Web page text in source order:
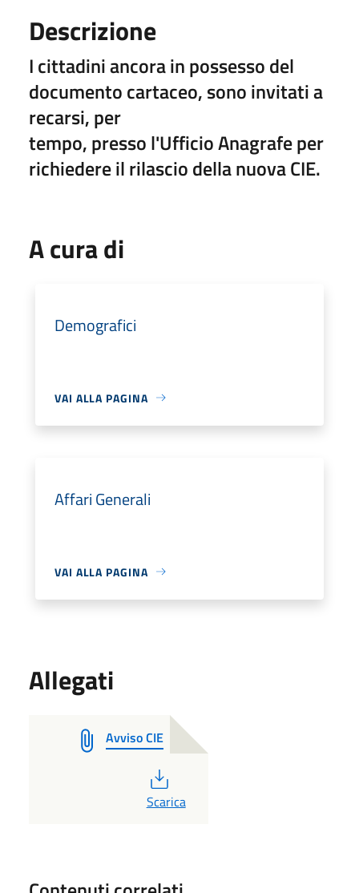
Descrizione
I cittadini ancora in possesso del
documento cartaceo, sono invitati a
recarsi, per
tempo, presso l'Ufficio Anagrafe per
richiedere il rilascio della nuova CIE.
A cura di
Demografici
VAI ALLA PAGINA
Affari Generali
VAI ALLA PAGINA
Allegati
Avviso CIE
PDF
Scarica